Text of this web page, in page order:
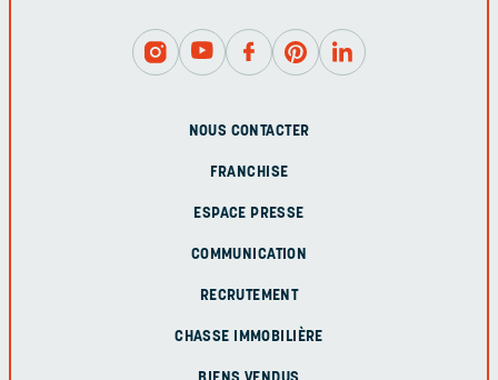
NOUS CONTACTER
FRANCHISE
ESPACE PRESSE
COMMUNICATION
RECRUTEMENT
CHASSE IMMOBILIÈRE